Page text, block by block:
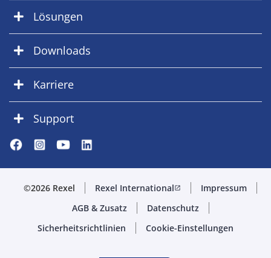
Lösungen
Downloads
Karriere
Support
©2026 Rexel Rexel Internationalopen_in_new
Impressum
AGB & Zusatz
Datenschutz
Sicherheitsrichtlinien
Cookie-Einstellungen